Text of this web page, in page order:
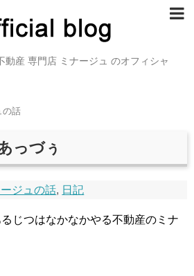
動産 専門店 ミナージュ のオフィシャ
の話
っづぅ
ージュの話, 日記
じつはなかなかやる不動産のミナ